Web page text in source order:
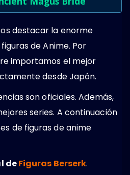
destacar la enorme
de Anime. Por
importamos el mejor
desde Japón.
son oficiales. Además,
series. A continuación
de figuras de anime
deFiguras Berserk.